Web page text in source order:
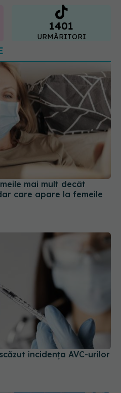
1401
URMĂRITORI
mai mult decât
care apare la femeile
incidența AVC-urilor